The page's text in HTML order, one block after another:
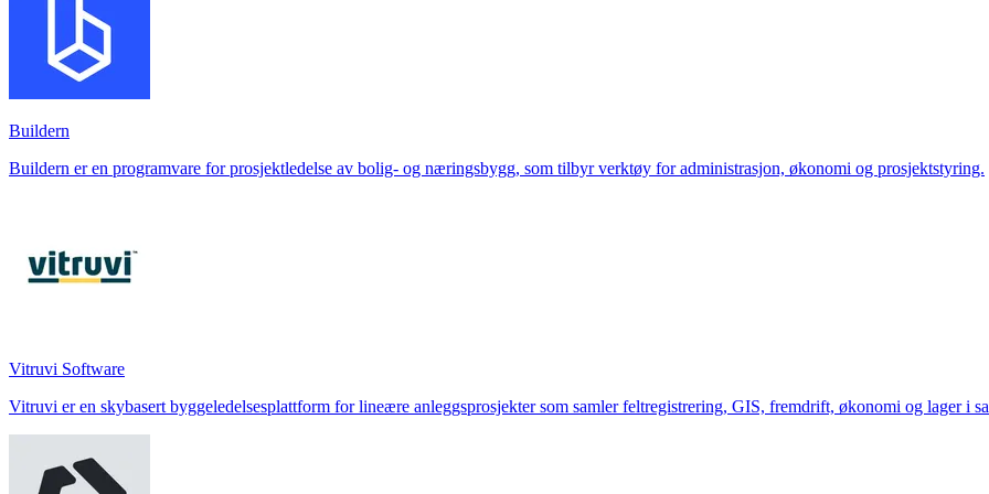
Buildern
Buildern er en programvare for prosjektledelse av bolig- og næringsbygg, som tilbyr verktøy for administrasjon, økonomi og prosjektstyring.
Vitruvi Software
Vitruvi er en skybasert byggeledelsesplattform for lineære anleggsprosjekter som samler feltregistrering, GIS, fremdrift, økonomi og lager i